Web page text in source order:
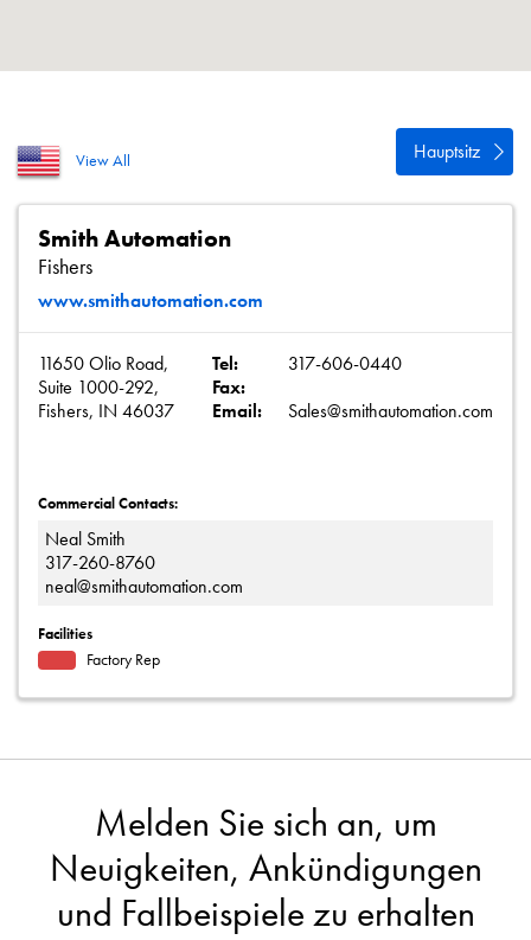
View All Hauptsitz
Smith Automation
Fishers
www.smithautomation.com
11650 Olio Road,
Suite 1000-292,
Fishers, IN 46037
Tel:
317-606-0440
Fax:
Email:
Sales@smithautomation.com
Commercial Contacts:
Neal Smith
317-260-8760
neal@smithautomation.com
Facilities
Factory Rep
Melden Sie sich an, um
Neuigkeiten, Ankündigungen
und Fallbeispiele zu erhalten
Sitemap
Einloggen